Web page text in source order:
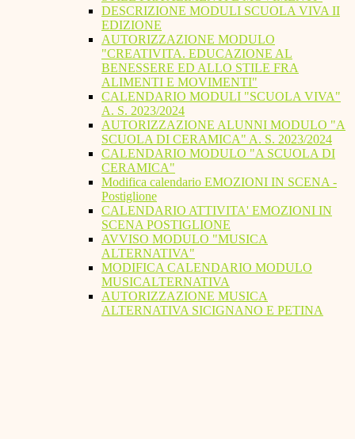
DESCRIZIONE MODULI SCUOLA VIVA II
EDIZIONE
AUTORIZZAZIONE MODULO
"CREATIVITA. EDUCAZIONE AL
BENESSERE ED ALLO STILE FRA
ALIMENTI E MOVIMENTI"
CALENDARIO MODULI "SCUOLA VIVA"
A. S. 2023/2024
AUTORIZZAZIONE ALUNNI MODULO "A
SCUOLA DI CERAMICA" A. S. 2023/2024
CALENDARIO MODULO "A SCUOLA DI
CERAMICA"
Modifica calendario EMOZIONI IN SCENA -
Postiglione
CALENDARIO ATTIVITA' EMOZIONI IN
SCENA POSTIGLIONE
AVVISO MODULO "MUSICA
ALTERNATIVA"
MODIFICA CALENDARIO MODULO
MUSICALTERNATIVA
AUTORIZZAZIONE MUSICA
ALTERNATIVA SICIGNANO E PETINA